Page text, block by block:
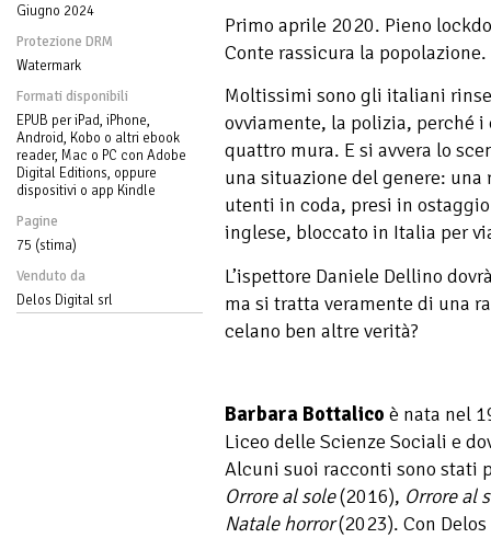
Giugno 2024
Protezione DRM
Watermark
Formati disponibili
EPUB per iPad, iPhone,
Android, Kobo o altri ebook
reader, Mac o PC con Adobe
Digital Editions, oppure
dispositivi o app Kindle
Pagine
75 (stima)
Venduto da
Delos Digital srl
Primo aprile 2020. Pieno
Conte rassicura la popolazione.
Moltissimi sono gli italiani
ovviamente, la polizia, perché
quattro mura. E si avvera lo
una situazione del genere:
utenti in coda, presi in
inglese, bloccato in Italia per
L’ispettore Daniele Dellino
ma si tratta veramente di una
celano ben altre verità?
Barbara Bottalico è nata nel
Liceo delle Scienze Sociali e
Alcuni suoi racconti sono stati
Orrore al sole(2016), Orrore al
Natale horror(2023). Con